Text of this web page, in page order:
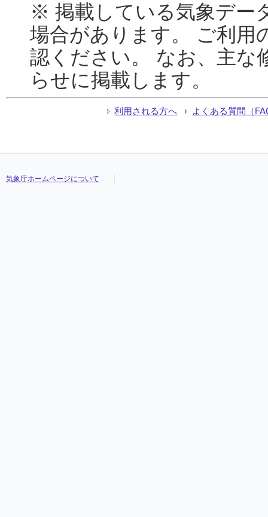
※ 掲載している気象デー
場合があります。 ご利用
認ください。 なお、主な
らせに掲載します。
利用される方へ よくある質問（
気象庁ホームページについて